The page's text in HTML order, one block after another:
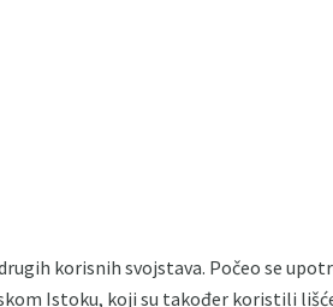
korisnih svojstava. Počeo se
Istoku, koji su također koristili